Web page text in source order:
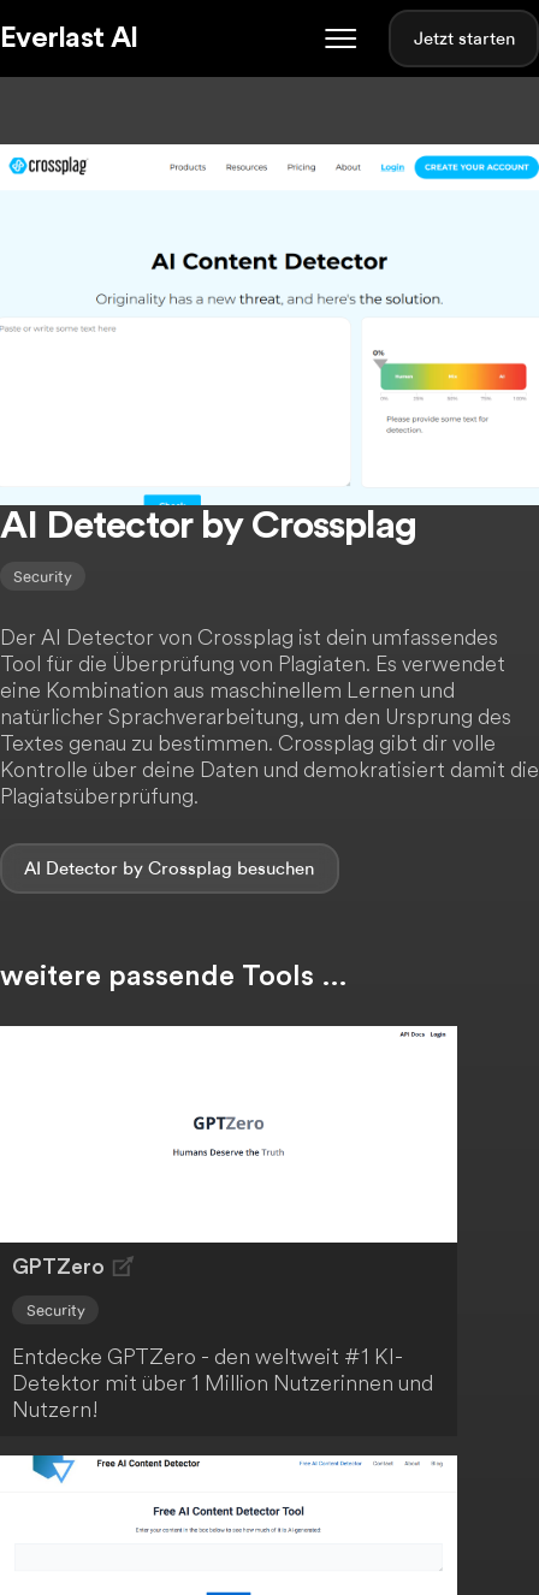
Everlast AI Jetzt starten
AI Detector by Crossplag
Security
Der AI Detector von Crossplag ist dein umfassendes
Tool für die Überprüfung von Plagiaten. Es verwendet
eine Kombination aus maschinellem Lernen und
natürlicher Sprachverarbeitung, um den Ursprung des
Textes genau zu bestimmen. Crossplag gibt dir volle
Kontrolle über deine Daten und demokratisiert damit die
Plagiatsüberprüfung.
AI Detector by Crossplag
weitere passende Tools …
GPTZero
Security
Entdecke GPTZero - den weltweit #1 KI-
Detektor mit über 1 Million Nutzerinnen und
Nutzern!